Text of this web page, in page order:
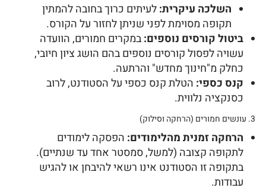
השלכה עיקרית:לעיתים כרוך בחובה להמתין
תקופה מסוימת לפני שניתן לחזור על הקורס.
ביטול קורסים נוספים:במקרים חמורים, הוועדה
עשויה לפסול קורסים נוספים בהם הושג ציון חיובי,
כחלק מ"חינוך מחדש" והרתעה.
קנס כספי: הטלת קנס כספי על הסטודנט, לרוב
כסנקציה נלווית.
3. עונשים חמורים (הרחקה וסילוק)
הרחקה זמנית מהלימודים: הפסקה לימודים
לתקופה קצובה (למשל, סמסטר אחד עד שנתיים).
בתקופה זו הסטודנט אינו רשאי להיבחן או להגיש
עבודות.